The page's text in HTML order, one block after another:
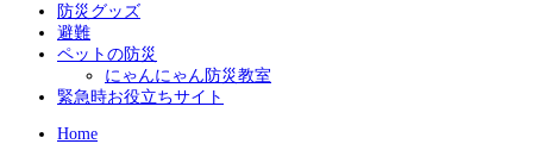
防災グッズ
避難
ペットの防災
にゃんにゃん防災教室
緊急時お役立ちサイト
Home